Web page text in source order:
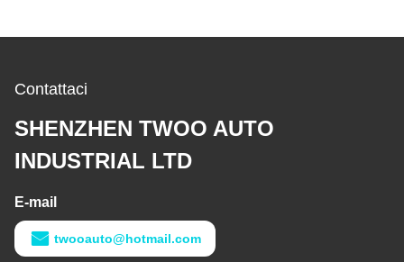
Contattaci
SHENZHEN TWOO AUTO
INDUSTRIAL LTD
E-mail
twooauto@hotmail.com